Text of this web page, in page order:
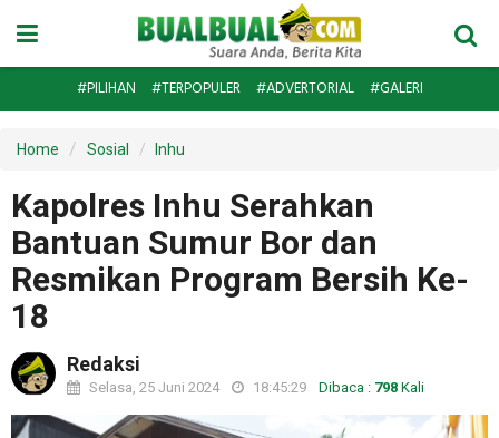
#PILIHAN #TERPOPULER #ADVERTORIAL #GALERI
Home Sosial Inhu
Kapolres Inhu Serahkan
Bantuan Sumur Bor dan
Resmikan Program Bersih Ke-
18
Redaksi
Selasa, 25 Juni 2024 18:45:29 Dibaca : 798 Kali